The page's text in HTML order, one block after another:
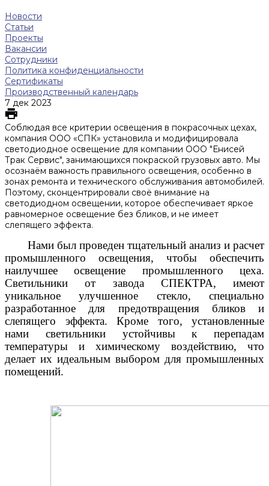
Новости
Статьи
Проекты
Вакансии
Сотрудники
Политика конфиденциальности
Сертификаты
Производственный календарь
7 дек 2023
Соблюдая все критерии освещения в покрасочных цехах,
компания ООО «СПК» установила и модифицировала
светодиодное освещение для компании ООО "Енисей
Трак Сервис", занимающихся покраской грузовых авто. Мы
осознаём важность правильного освещения, особенно в
зонах ремонта и технического обслуживания автомобилей.
Поэтому, сконцентрировали своё внимание на
светодиодном освещении, которое обеспечивает яркое
равномерное освещение без бликов, и не имеет
слепящего эффекта.
Нами был проведен тщательный анализ и расчет
промышленного освещения, чтобы обеспечить
наилучшее освещение промышленного цеха.
Светильники от завода СПЕКТРА, имеют
уникальное улучшенное стекло, специально
разработанное для предотвращения бликов и
слепящего эффекта. Кроме того, установленные
нами светильники устойчивы к перепадам
температуры и химическому воздействию, что
делает их идеальным выбором для промышленных
помещений.